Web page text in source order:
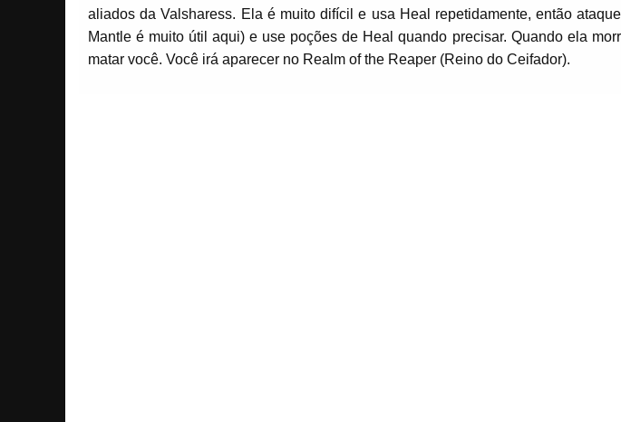
aliados da Valsharess. Ela é muito difícil e usa Heal repetidamente, então
Mantle é muito útil aqui) e use poções de Heal quando precisar. Quando ela
matar você. Você irá aparecer no Realm of the Reaper (Reino do Ceifador).